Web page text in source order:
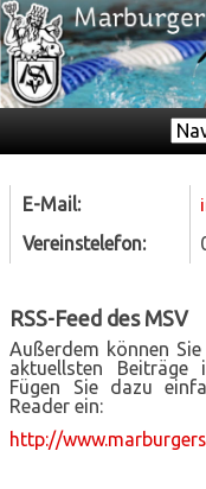
E-Mail:
Vereinstelefon:
RSS-Feed des MSV
Außerdem können
aktuellsten Beiträge
Fügen Sie dazu
Reader ein:
http://